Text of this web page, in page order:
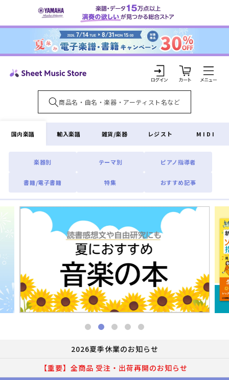
ンツに
ロ
グ
イ
ン
カ
ー
ト
国内楽譜
楽器別 テーマ別 ピアノ指導者
書籍/電子書籍 特集 おすすめ記事
輸入楽譜 雑貨/楽器 レジスト MIDI
2026夏季休業のお知らせ
【重要】全商品 受注・出荷再開のお知らせ